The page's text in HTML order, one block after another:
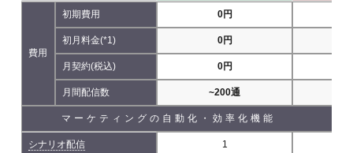
費用
初期費用 0円
初月料金(*1) 0円
月契約(税込) 0円
月間配信数 ~200通
マーケティングの自動化・効率化機能
シナリオ配信 1